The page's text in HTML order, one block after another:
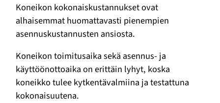
Koneikon kokonaiskustannukset ovat
alhaisemmat huomattavasti pienempien
asennuskustannusten ansiosta.
Koneikon toimitusaika sekä asennus- ja
käyttöönottoaika on erittäin lyhyt, koska
koneikko tulee kytkentävalmiina ja testattuna
kokonaisuutena.